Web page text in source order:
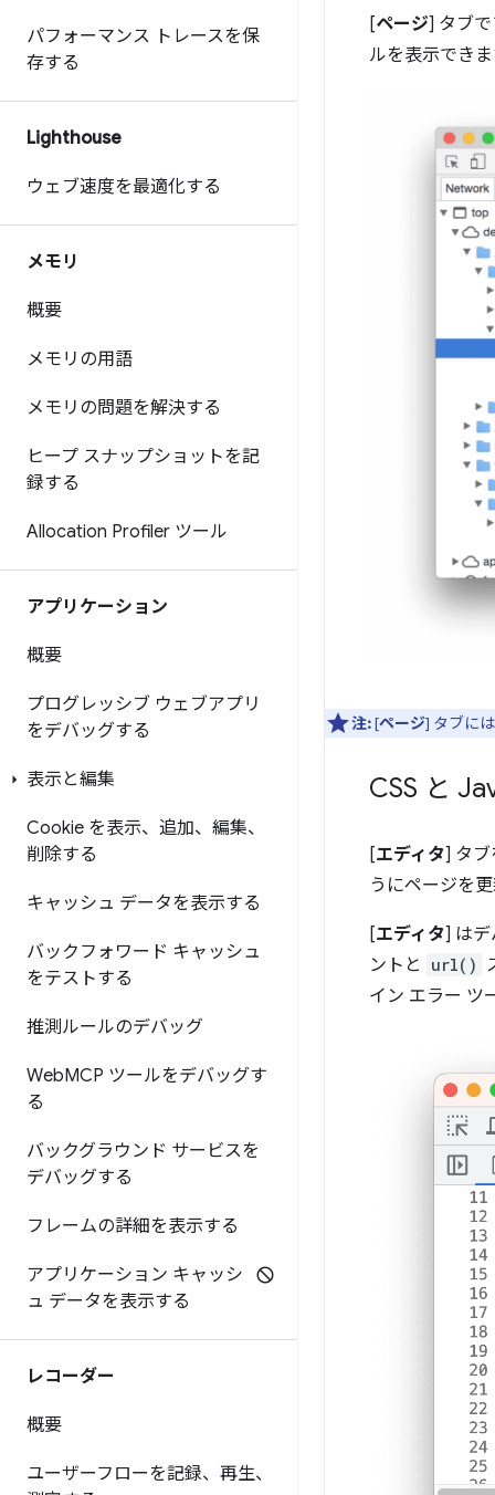
パフォーマンス トレースを保
存する
Lighthouse
ウェブ速度を最適化する
メモリ
概要
メモリの用語
メモリの問題を解決する
ヒープ スナップショットを記
録する
Allocation Profiler ツール
アプリケーション
概要
プログレッシブ ウェブアプリ
をデバッグする
表示と編集
Cookie を表示、追加、編集、
削除する
キャッシュ データを表示する
バックフォワード キャッシュ
をテストする
推測ルールのデバッグ
WebMCP ツールをデバッグす
る
バックグラウンド サービスを
デバッグする
フレームの詳細を表示する
アプリケーション キャッシ
ュ データを表示する
レコーダー
概要
ユーザーフローを記録、再生、
[ページ] タブ
ルを表示でき
注:[ページ] タブに
CSS と
[エディタ] タブ
うにページを
[エディタ] はデ
ントと
url()
イン エラー ツ